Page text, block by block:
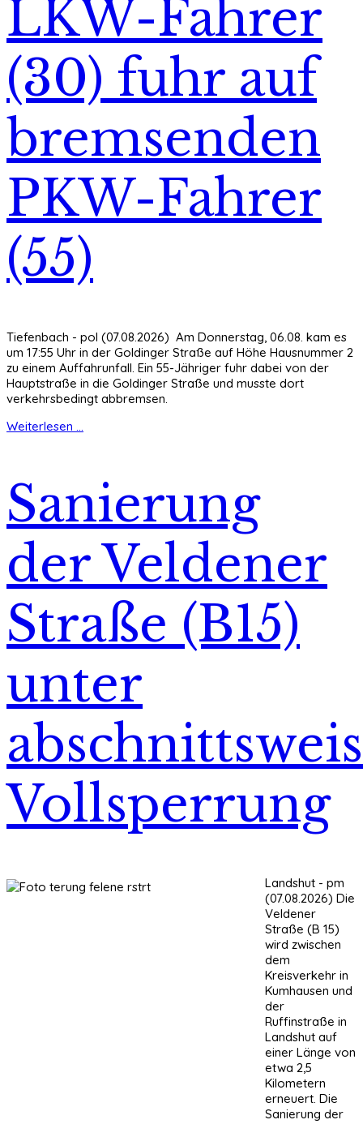
LKW-Fahrer
(30) fuhr auf
bremsenden
PKW-Fahrer
(55)
Tiefenbach - pol (07.08.2026) Am Donnerstag, 06.08. kam es
um 17:55 Uhr in der Goldinger Straße auf Höhe Hausnummer 2
zu einem Auffahrunfall. Ein 55-Jähriger fuhr dabei von der
Hauptstraße in die Goldinger Straße und musste dort
verkehrsbedingt abbremsen.
Weiterlesen ...
Sanierung
der Veldener
Straße (B15)
unter
Vollsperrung
Landshut - pm
(07.08.2026) Die
Veldener
Straße (B 15)
wird zwischen
dem
Kreisverkehr in
Kumhausen und
der
Ruffinstraße in
Landshut auf
einer Länge von
etwa 2,5
Kilometern
erneuert. Die
Sanierung der